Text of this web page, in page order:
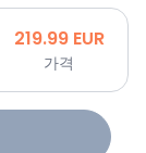
219.99 EUR
가격